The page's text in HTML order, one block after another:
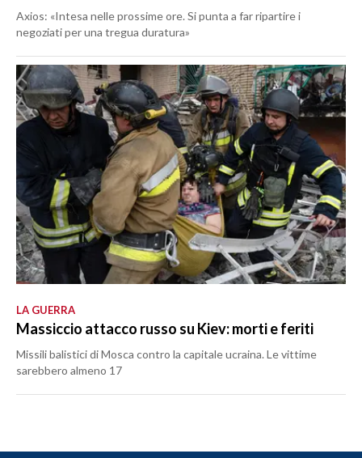
Axios: «Intesa nelle prossime ore. Si punta a far ripartire i
negoziati per una tregua duratura»
LA GUERRA
Massiccio attacco russo su Kiev: morti e feriti
Missili balistici di Mosca contro la capitale ucraina. Le vittime
sarebbero almeno 17